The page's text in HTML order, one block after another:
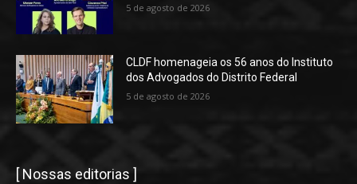
5 de agosto de 2026
CLDF homenageia os 56 anos do Instituto
dos Advogados do Distrito Federal
5 de agosto de 2026
[ Nossas editorias ]